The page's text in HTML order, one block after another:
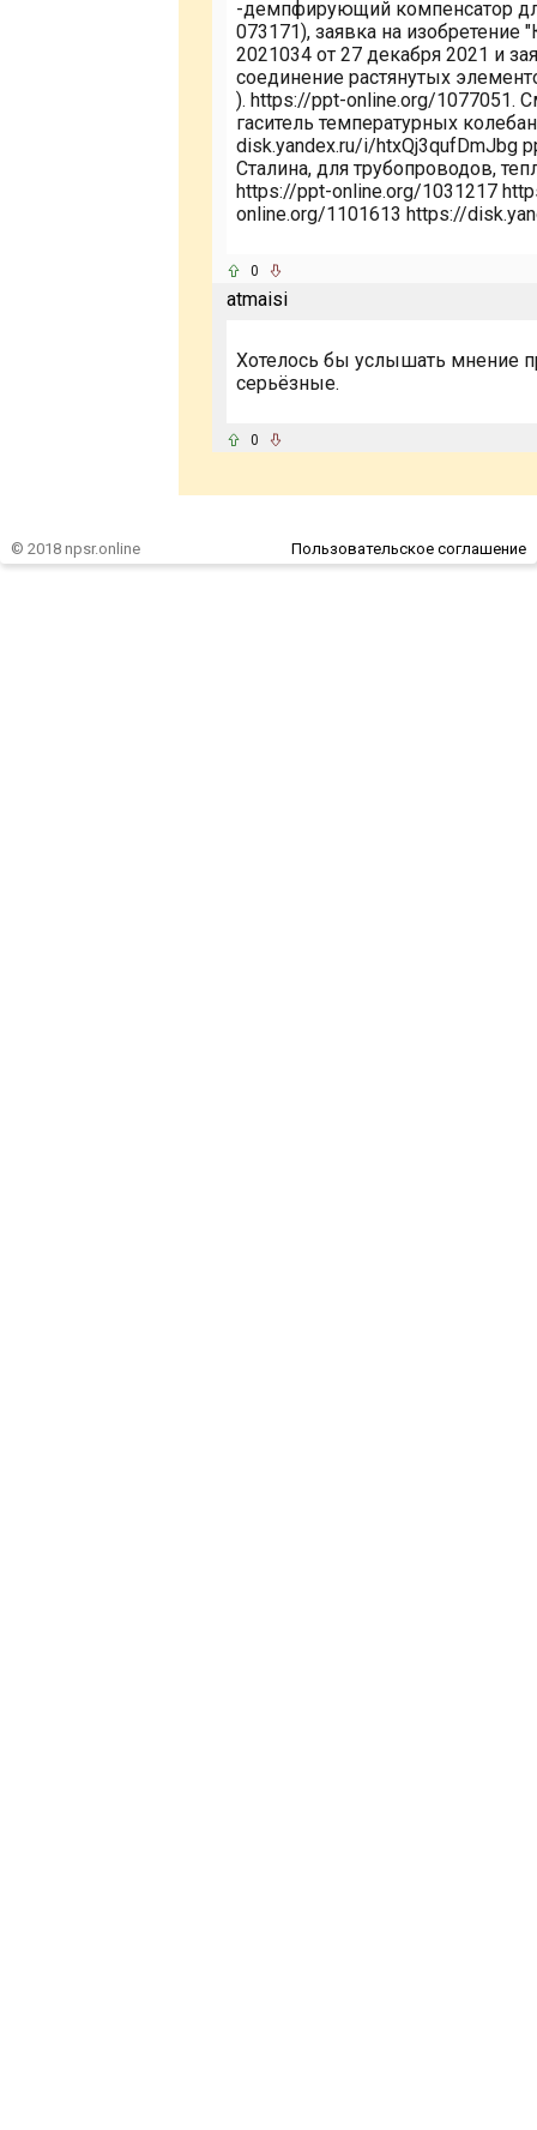
-демпфирующий компенсатор
073171), заявка на
2021034 от 27 декабря 2021 и
соединение растянутых
). https://ppt-online.org/1077051.
гаситель температурных
disk.yandex.ru/i/htxQj3qufDmJbg
Сталина, для трубопроводов,
https://ppt-online.org/1031217
online.org/1101613 https://
0
atmaisi
Хотелось бы услышать мнение
серьёзные.
0
© 2018 npsr.online Пользовательское соглашение